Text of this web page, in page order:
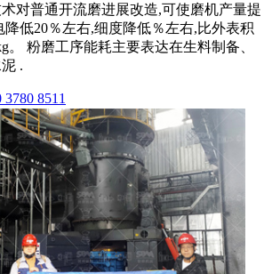
对普通开流磨进展改造,可使磨机产量提
降低20％左右,细度降低％左右,比外表积
。 粉磨工序能耗主要表达在生料制备、
.
8511